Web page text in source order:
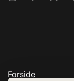
Forside